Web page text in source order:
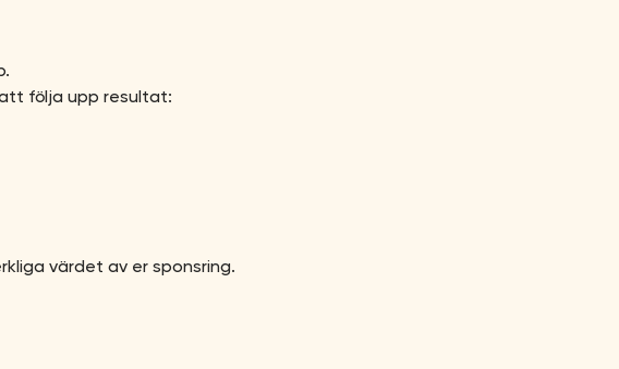
följa upp resultat:
värdet av er sponsring.